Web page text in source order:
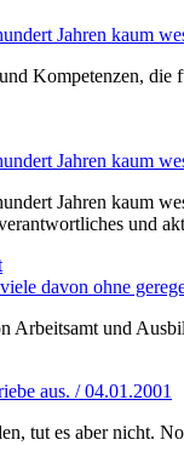
Jahren kaum
Kompetenzen,
Jahren kaum
Jahren kaum
und
davon ohne
Arbeitsamt und
aus. / 04.01.2001
tut es aber nicht.